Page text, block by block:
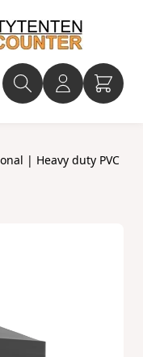
| Heavy duty PVC